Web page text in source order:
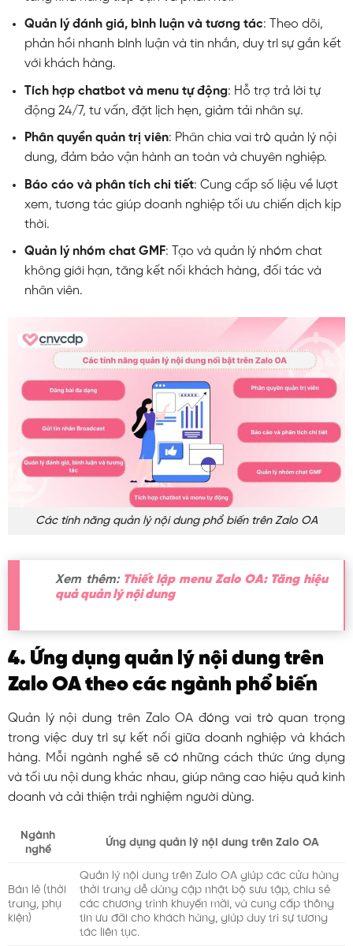
Quản lý đánh giá, bình luận và tương tác: Theo dõi,
phản hồi nhanh bình luận và tin nhắn, duy trì sự gắn kết
với khách hàng.
Tích hợp chatbot và menu tự động: Hỗ trợ trả lời tự
động 24/7, tư vấn, đặt lịch hẹn, giảm tải nhân sự.
Phân quyền quản trị viên: Phân chia vai trò quản lý nội
dung, đảm bảo vận hành an toàn và chuyên nghiệp.
Báo cáo và phân tích chi tiết: Cung cấp số liệu về lượt
xem, tương tác giúp doanh nghiệp tối ưu chiến dịch kịp
thời.
Quản lý nhóm chat GMF: Tạo và quản lý nhóm chat
không giới hạn, tăng kết nối khách hàng, đối tác và
nhân viên.
Các tính năng quản lý nội dung phổ biến trên Zalo OA
Xem thêm: Thiết lập menu Zalo OA: Tăng hiệu
quả quản lý nội dung
4. Ứng dụng quản lý nội dung trên
Zalo OA theo các ngành phổ biến
Quản lý nội dung trên Zalo OA đóng vai trò quan trọng
trong việc duy trì sự kết nối giữa doanh nghiệp và khách
hàng. Mỗi ngành nghề sẽ có những cách thức ứng dụng
và tối ưu nội dung khác nhau, giúp nâng cao hiệu quả kinh
doanh và cải thiện trải nghiệm người dùng.
Ngành
nghề
Ứng dụng quản lý nội dung trên Zalo OA
Bán lẻ (thời
trang, phụ
kiện)
Quản lý nội dung trên Zalo OA giúp các cửa hàng
thời trang dễ dàng cập nhật bộ sưu tập, chia sẻ
các chương trình khuyến mãi, và cung cấp thông
tin ưu đãi cho khách hàng, giúp duy trì sự tương
tác liên tục.